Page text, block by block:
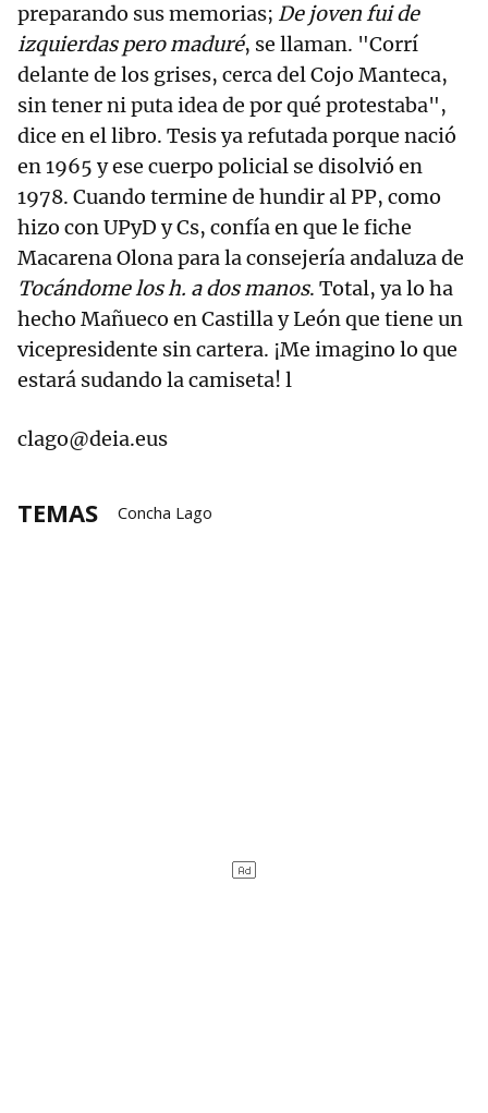
preparando sus memorias; De joven fui de
izquierdas pero maduré, se llaman. "Corrí
delante de los grises, cerca del Cojo Manteca,
sin tener ni puta idea de por qué protestaba",
dice en el libro. Tesis ya refutada porque nació
en 1965 y ese cuerpo policial se disolvió en
1978. Cuando termine de hundir al PP, como
hizo con UPyD y Cs, confía en que le fiche
Macarena Olona para la consejería andaluza de
Tocándome los h. a dos manos. Total, ya lo ha
hecho Mañueco en Castilla y León que tiene un
vicepresidente sin cartera. ¡Me imagino lo que
estará sudando la camiseta! l
clago@deia.eus
TEMAS Concha Lago